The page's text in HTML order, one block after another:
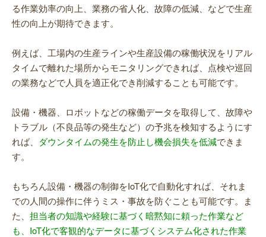
る作業効率の向上、業務の省人化、故障の低減、などで生産
性の向上が期待できます。
例えば、工場内の生産ラインや生産設備の稼働状況をリアル
タイムで離れた場所からモニタリングできれば、点検や巡回
の業務などで人員を適正化でき削減することも可能です。
設備・機器、ロボットなどの稼働データを取得して、故障や
トラブル（不良品等の発生など）の予兆を検知するようにす
れば、 ダウンタイムの発生を防止し機会損失を低減できま
す。
もちろん設備・機器の制御をIoT化で自動化すれば、それま
での人間の操作に伴うミス・事故を防ぐことも可能です。ま
た、 担当者の知識や経験に基づく暗黙知に頼った作業など
も、IoT化で客観的なデータに基づくシステム化された作業